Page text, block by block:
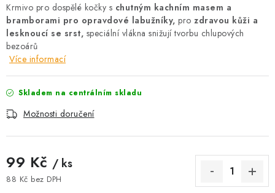
Kontakt Možnosti dopravy
Hodnocení obchodu
Obchodní podmínky
Věrnostní slevy
Krmivo pro dospělé kočky s chutným kachním masem a
bramborami pro opravdové labužníky, pro zdravou kůži a
lesknoucí se srst, speciální vlákna snižují tvorbu chlupových
bezoárů
Více informací
Skladem na centrálním skladu
Možnosti doručení
99 Kč / ks
88 Kč bez DPH